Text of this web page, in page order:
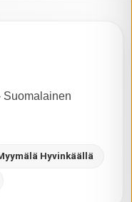
Suomalainen
Hyvinkäällä